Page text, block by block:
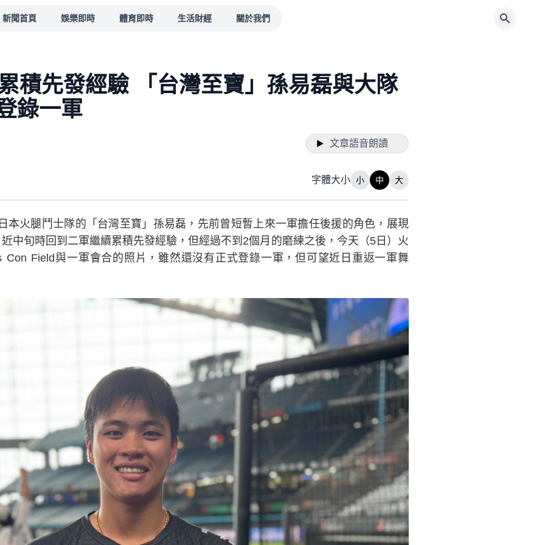
新聞首頁 娛樂即時 體育即時 生活財經 關於我們
積先發經驗 「台灣至寶」孫易磊與大隊
錄一軍
文章語音朗讀
字體大小 小 中 大
本火腿鬥士隊的「台灣至寶」孫易磊，先前曾短暫上來一軍擔任後援的角色，展現
中旬時回到二軍繼續累積先發經驗，但經過不到2個月的磨練之後，今天（5日）火
Con Field與一軍會合的照片，雖然還沒有正式登錄一軍，但可望近日重返一軍舞